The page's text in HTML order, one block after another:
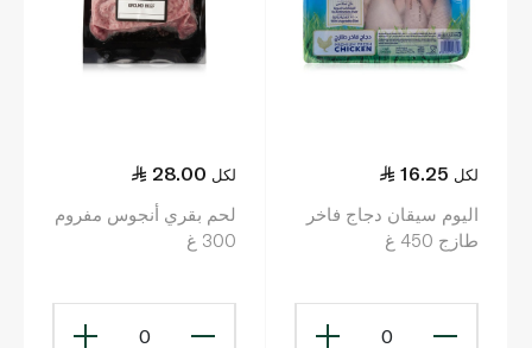
16.25 لكل
اليوم سيقان دجاج فاخر
طازج 450 غ
0
28.00 لكل
لحم بقري أنجوس مفروم
300 غ
0